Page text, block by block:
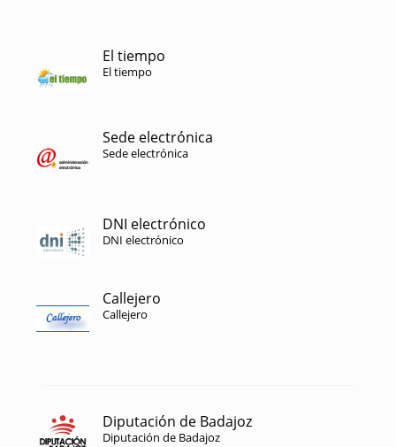
El tiempo
El tiempo
Sede electrónica
Sede electrónica
DNI electrónico
DNI electrónico
Callejero
Callejero
Diputación de Badajoz
Diputación de Badajoz